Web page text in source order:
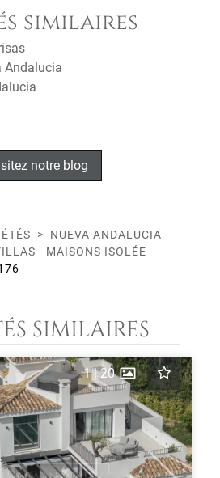
similaires
Andalucia
notre blog
NUEVA ANDALUCIA
- MAISONS ISOLÉE
SIMILAIRES
1|20